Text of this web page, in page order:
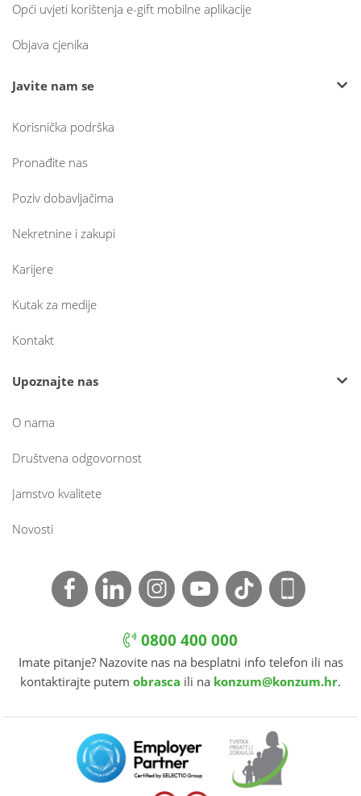
Opći uvjeti korištenja e-gift mobilne aplikacije
Objava cjenika
Javite nam se
Korisnička podrška
Pronađite nas
Poziv dobavljačima
Nekretnine i zakupi
Karijere
Kutak za medije
Kontakt
Upoznajte nas
O nama
Društvena odgovornost
Jamstvo kvalitete
Novosti
0800 400 000
Imate pitanje? Nazovite nas na besplatni info telefon ili nas
kontaktirajte putem obrasca ili na konzum@konzum.hr.